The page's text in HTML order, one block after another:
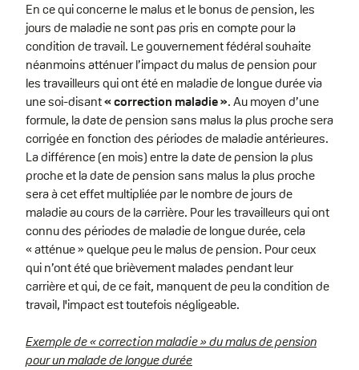
En ce qui concerne le malus et le bonus de pension, les
jours de maladie ne sont pas pris en compte pour la
condition de travail. Le gouvernement fédéral souhaite
néanmoins atténuer l’impact du malus de pension pour
les travailleurs qui ont été en maladie de longue durée via
une soi-disant« correction maladie ». Au moyen d’une
formule, la date de pension sans malus la plus proche sera
corrigée en fonction des périodes de maladie antérieures.
La différence (en mois) entre la date de pension la plus
proche et la date de pension sans malus la plus proche
sera à cet effet multipliée par le nombre de jours de
maladie au cours de la carrière. Pour les travailleurs qui ont
connu des périodes de maladie de longue durée, cela
« atténue » quelque peu le malus de pension. Pour ceux
qui n’ont été que brièvement malades pendant leur
carrière et qui, de ce fait, manquent de peu la condition de
travail, l'impact est toutefois négligeable.
Exemple de « correction maladie » du malus de pension
pour un malade de longue durée